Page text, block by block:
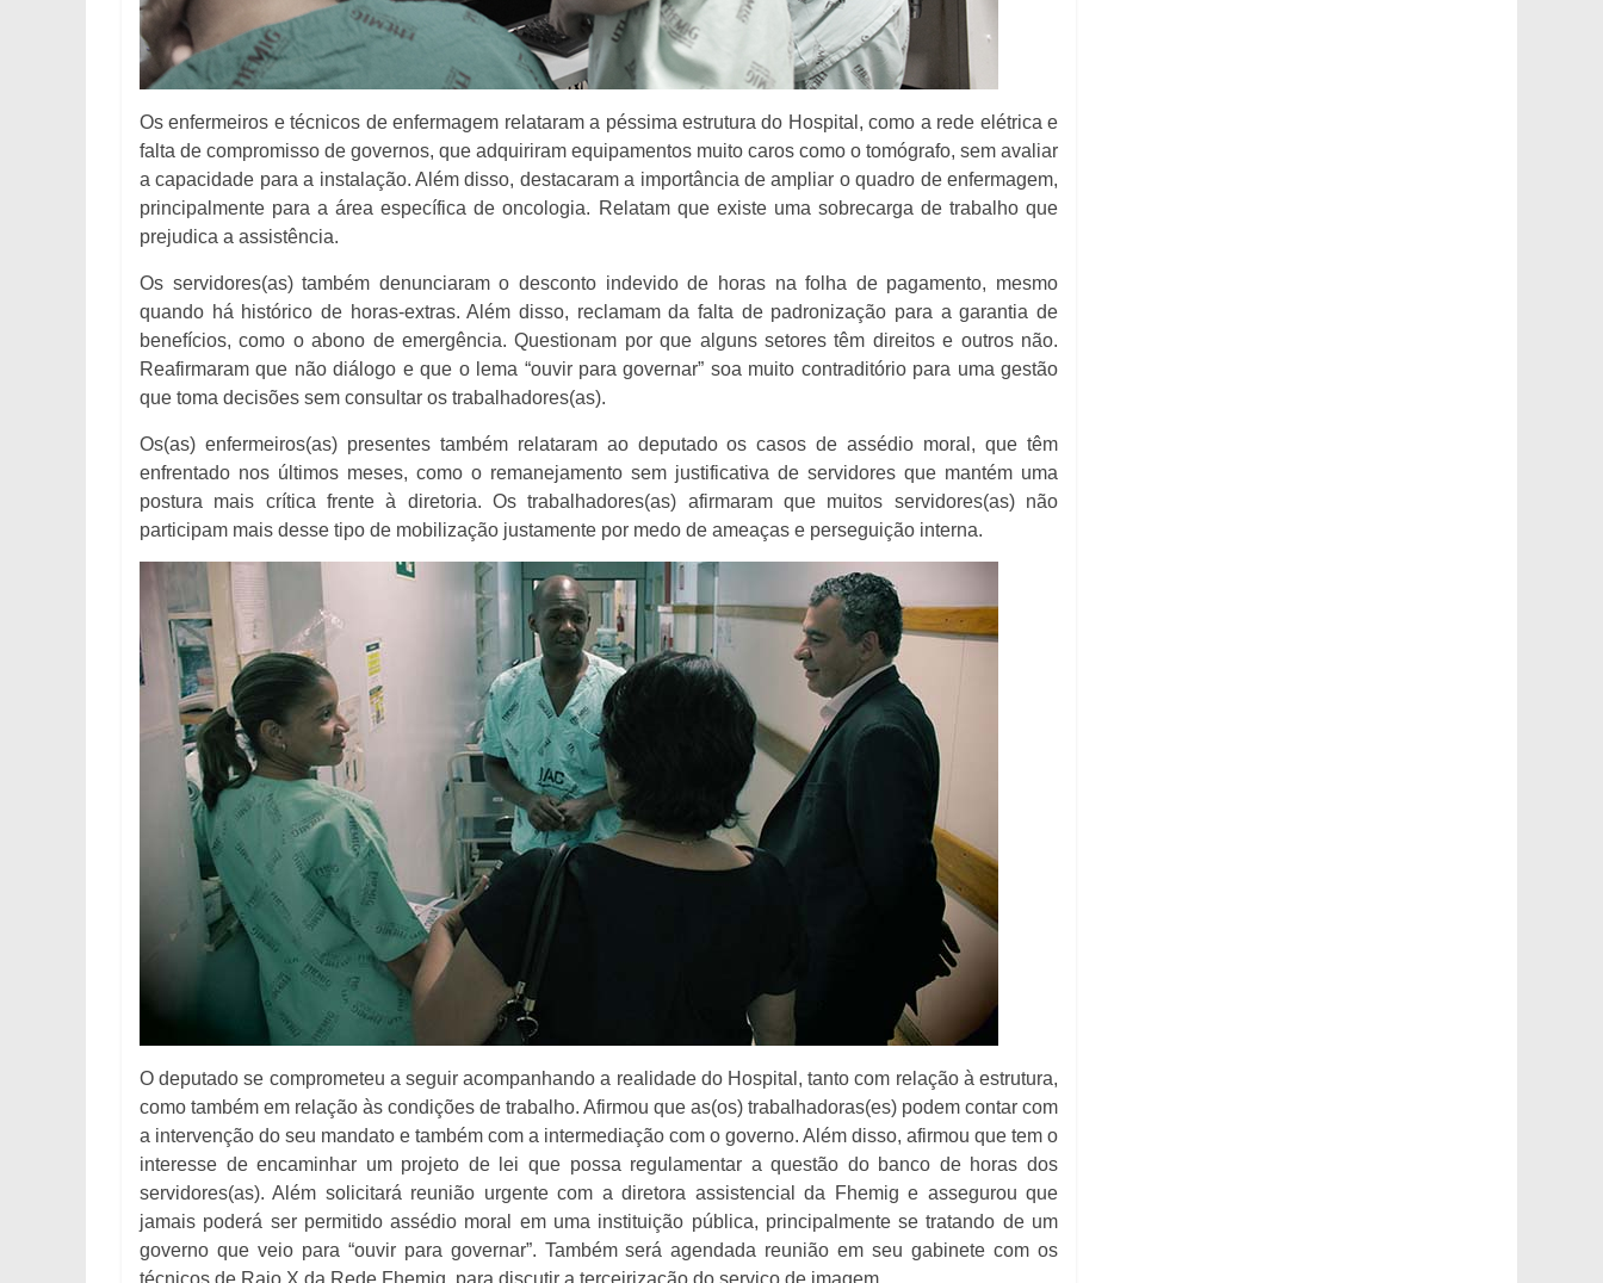
Os enfermeiros e técnicos de enfermagem relataram a péssima estrutura do Hospital, como a rede elétrica e
falta de compromisso de governos, que adquiriram equipamentos muito caros como o tomógrafo, sem avaliar
a capacidade para a instalação. Além disso, destacaram a importância de ampliar o quadro de enfermagem,
principalmente para a área específica de oncologia. Relatam que existe uma sobrecarga de trabalho que
prejudica a assistência.
Os servidores(as) também denunciaram o desconto indevido de horas na folha de pagamento, mesmo
quando há histórico de horas-extras. Além disso, reclamam da falta de padronização para a garantia de
benefícios, como o abono de emergência. Questionam por que alguns setores têm direitos e outros não.
Reafirmaram que não diálogo e que o lema “ouvir para governar” soa muito contraditório para uma gestão
que toma decisões sem consultar os trabalhadores(as).
Os(as) enfermeiros(as) presentes também relataram ao deputado os casos de assédio moral, que têm
enfrentado nos últimos meses, como o remanejamento sem justificativa de servidores que mantém uma
postura mais crítica frente à diretoria. Os trabalhadores(as) afirmaram que muitos servidores(as) não
participam mais desse tipo de mobilização justamente por medo de ameaças e perseguição interna.
O deputado se comprometeu a seguir acompanhando a realidade do Hospital, tanto com relação à estrutura,
como também em relação às condições de trabalho. Afirmou que as(os) trabalhadoras(es) podem contar com
a intervenção do seu mandato e também com a intermediação com o governo. Além disso, afirmou que tem o
interesse de encaminhar um projeto de lei que possa regulamentar a questão do banco de horas dos
servidores(as). Além solicitará reunião urgente com a diretora assistencial da Fhemig e assegurou que
jamais poderá ser permitido assédio moral em uma instituição pública, principalmente se tratando de um
governo que veio para “ouvir para governar”. Também será agendada reunião em seu gabinete com os
técnicos de Raio X da Rede Fhemig, para discutir a terceirização do serviço de imagem.